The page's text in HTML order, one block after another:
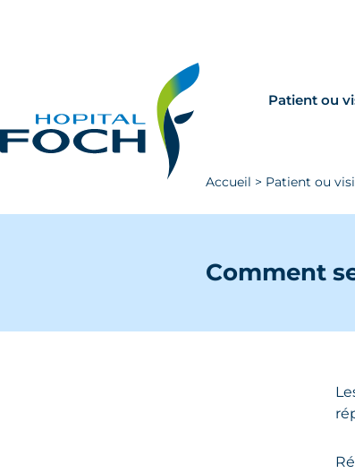
Patient ou
Accueil > Patient ou
Comment